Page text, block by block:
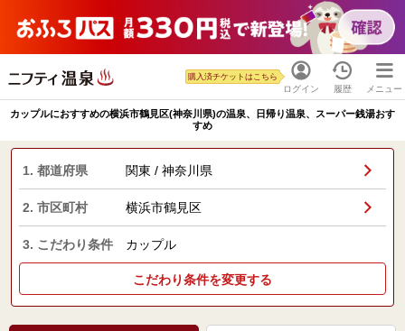
ログイン
購入済チケットはこちら
履歴 メニュー
カップルにおすすめの横浜市鶴見区(神奈川県)の温泉、日帰り温泉、スーパー銭湯おす
すめ
1. 都道府県 関東 / 神奈川県
2. 市区町村 横浜市鶴見区
3. こだわり条件 カップル
こだわり条件を変更する